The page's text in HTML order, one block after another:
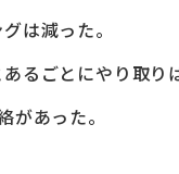
は減った。
るごとにやり取り
あった。